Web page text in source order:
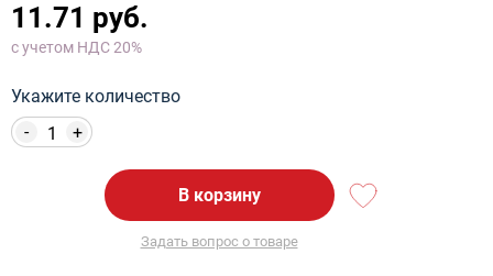
11.71 руб.
с учетом НДС 20%
Укажите количество
+
-
В корзину
Задать вопрос о товаре